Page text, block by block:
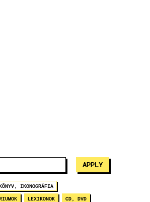
IKONOGRÁFIA
LEXIKONOK CD, DVD